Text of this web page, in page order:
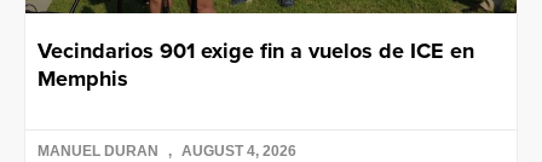
Vecindarios 901 exige fin a vuelos de ICE en
Memphis
MANUEL DURAN AUGUST 4, 2026